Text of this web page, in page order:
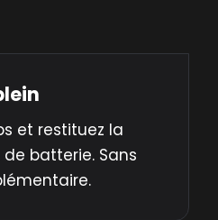
et restituez la
de batterie. Sans